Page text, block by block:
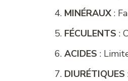
MINÉRAUX :
FÉCULENTS :
ACIDES :
DIURÉTIQUES